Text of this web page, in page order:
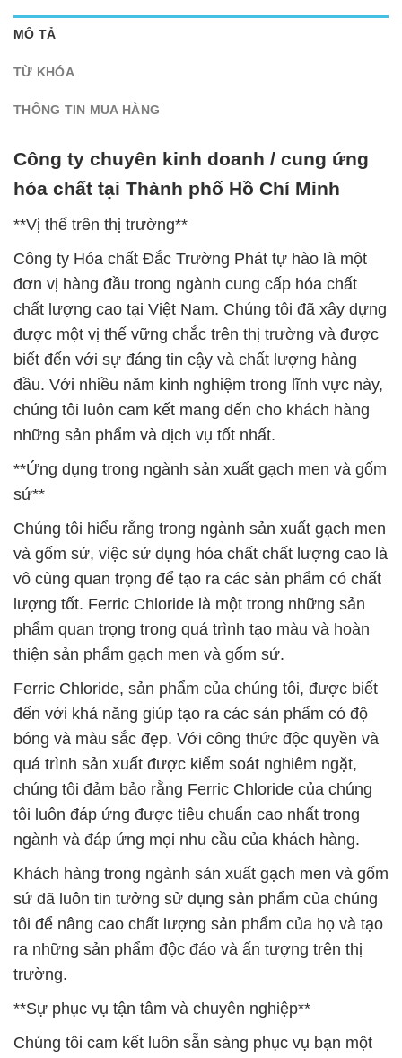
MÔ TẢ
TỪ KHÓA
THÔNG TIN MUA HÀNG
Công ty chuyên kinh doanh / cung ứng
hóa chất tại Thành phố Hồ Chí Minh
**Vị thế trên thị trường**
Công ty Hóa chất Đắc Trường Phát tự hào là một
đơn vị hàng đầu trong ngành cung cấp hóa chất
chất lượng cao tại Việt Nam. Chúng tôi đã xây dựng
được một vị thế vững chắc trên thị trường và được
biết đến với sự đáng tin cậy và chất lượng hàng
đầu. Với nhiều năm kinh nghiệm trong lĩnh vực này,
chúng tôi luôn cam kết mang đến cho khách hàng
những sản phẩm và dịch vụ tốt nhất.
**Ứng dụng trong ngành sản xuất gạch men và gốm
sứ**
Chúng tôi hiểu rằng trong ngành sản xuất gạch men
và gốm sứ, việc sử dụng hóa chất chất lượng cao là
vô cùng quan trọng để tạo ra các sản phẩm có chất
lượng tốt. Ferric Chloride là một trong những sản
phẩm quan trọng trong quá trình tạo màu và hoàn
thiện sản phẩm gạch men và gốm sứ.
Ferric Chloride, sản phẩm của chúng tôi, được biết
đến với khả năng giúp tạo ra các sản phẩm có độ
bóng và màu sắc đẹp. Với công thức độc quyền và
quá trình sản xuất được kiểm soát nghiêm ngặt,
chúng tôi đảm bảo rằng Ferric Chloride của chúng
tôi luôn đáp ứng được tiêu chuẩn cao nhất trong
ngành và đáp ứng mọi nhu cầu của khách hàng.
Khách hàng trong ngành sản xuất gạch men và gốm
sứ đã luôn tin tưởng sử dụng sản phẩm của chúng
tôi để nâng cao chất lượng sản phẩm của họ và tạo
ra những sản phẩm độc đáo và ấn tượng trên thị
trường.
**Sự phục vụ tận tâm và chuyên nghiệp**
Chúng tôi cam kết luôn sẵn sàng phục vụ bạn một